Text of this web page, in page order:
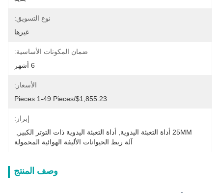
نوع التسويق:
غيرها
ضمان المكونات الأساسية:
6 أشهر
الأسعار:
$1,855.23/pieces 1-49 Pieces
إبراز:
25MM أداة التعبئة اليدوية
أداة التعبئة اليدوية ذات التوتر الكبير
آلة ربط الحيوانات الأليفة الهوائية المحمولة
وصف المنتج